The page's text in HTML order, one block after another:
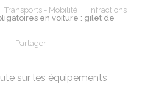
Transports - Mobilité
Infractions
en voiture : gilet de
Partager
sur les équipements